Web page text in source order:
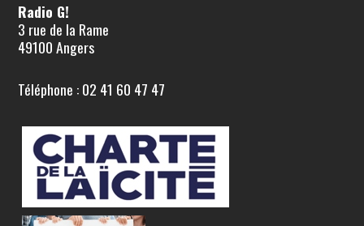
Radio G!
3 rue de la Rame
49100 Angers
Téléphone : 02 41 60 47 47